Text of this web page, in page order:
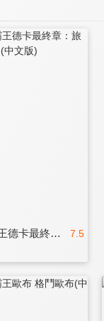
7.5
超人力霸王德卡最終章：旅途的彼方…(中文版)